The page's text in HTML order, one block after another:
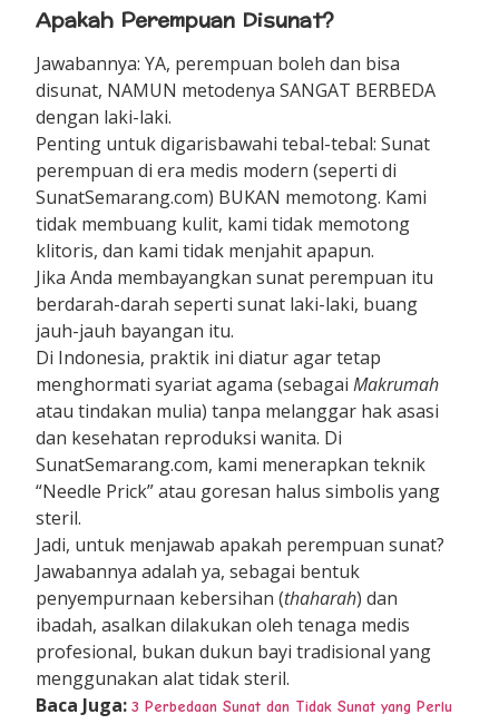
Apakah Perempuan Disunat?
Jawabannya: YA, perempuan boleh dan bisa
disunat, NAMUN metodenya SANGAT BERBEDA
dengan laki-laki.
Penting untuk digarisbawahi tebal-tebal: Sunat
perempuan di era medis modern (seperti di
SunatSemarang.com) BUKAN memotong. Kami
tidak membuang kulit, kami tidak memotong
klitoris, dan kami tidak menjahit apapun.
Jika Anda membayangkan sunat perempuan itu
berdarah-darah seperti sunat laki-laki, buang
jauh-jauh bayangan itu.
Di Indonesia, praktik ini diatur agar tetap
menghormati syariat agama (sebagaiMakrumah
atau tindakan mulia) tanpa melanggar hak asasi
dan kesehatan reproduksi wanita. Di
SunatSemarang.com, kami menerapkan teknik
“Needle Prick” atau goresan halus simbolis yang
steril.
Jadi, untuk menjawab apakah perempuan sunat?
Jawabannya adalah ya, sebagai bentuk
penyempurnaan kebersihan (thaharah) dan
ibadah, asalkan dilakukan oleh tenaga medis
profesional, bukan dukun bayi tradisional yang
menggunakan alat tidak steril.
Baca Juga:3 Perbedaan Sunat dan Tidak Sunat yang Perlu